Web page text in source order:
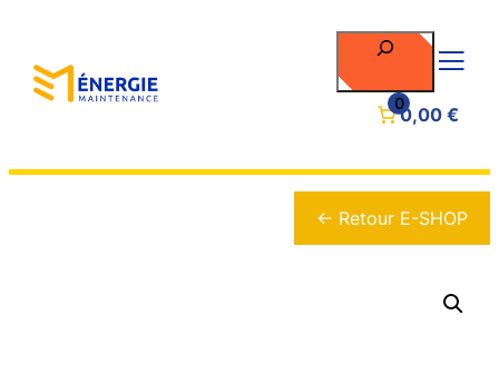
Rechercher
0
0,00 €
← Retour E-SHOP